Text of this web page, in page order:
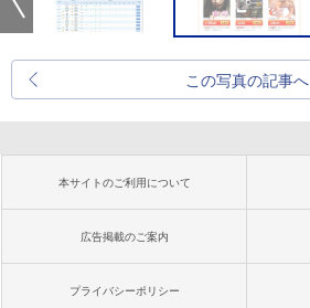
この写真の記事へ
本サイトのご利用について
広告掲載のご案内
プライバシーポリシー